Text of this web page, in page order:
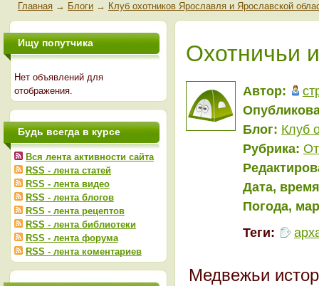
Главная→ Блоги→ Клуб охотников Ярославля и Ярославской
Охотничьи
Автор:
Блог: Клуб
Рубрика:
Дата,
Погода,
Теги:
Медвежьи
Ищу попутчика
Нет объявлений для
отображения.
Будь всегда в курсе
Вся лента активности сайта
RSS - лента статей
RSS - лента видео
RSS - лента блогов
RSS - лента рецептов
RSS - лента библиотеки
RSS - лента форума
RSS - лента коментариев